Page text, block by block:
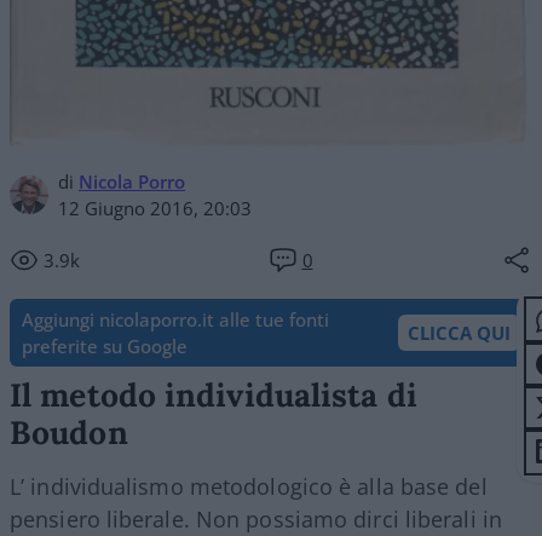
di Nicola Porro
12 Giugno 2016, 20:03
3.9k 0
Aggiungi nicolaporro.it alle tue fonti
preferite su Google
CLICCA QUI
Il metodo individualista di
Boudon
L’ individualismo metodologico è alla base del
pensiero liberale. Non possiamo dirci liberali in